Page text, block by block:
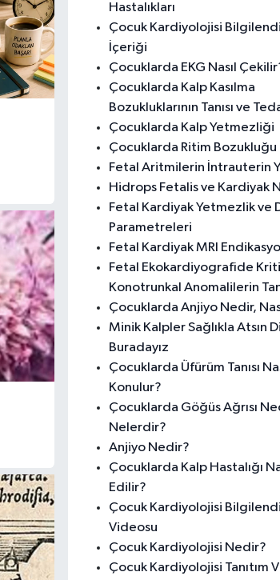
Hastalıkları
Çocuk Kardiyolojisi
İçeriği
Çocuklarda EKG Nasıl
Çocuklarda Kalp Kasılma
Bozukluklarının Tanısı ve
Çocuklarda Kalp Yetmezliği
Çocuklarda Ritim Bozukluğu
Fetal Aritmilerin İntrauterin
Hidrops Fetalis ve Kardiyak
Fetal Kardiyak Yetmezlik ve
Parametreleri
Fetal Kardiyak MRI
Fetal Ekokardiyografide
Konotrunkal Anomalilerin
Çocuklarda Anjiyo Nedir,
Minik Kalpler Sağlıkla Atsın
Buradayız
Çocuklarda Üfürüm Tanısı
Konulur?
Çocuklarda Göğüs Ağrısı
Nelerdir?
Anjiyo Nedir?
Çocuklarda Kalp Hastalığı
Edilir?
Çocuk Kardiyolojisi
Videosu
Çocuk Kardiyolojisi Nedir?
Çocuk Kardiyolojisi Tanıtım